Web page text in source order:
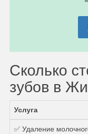
Сколько
зубов в
Услуга
✅ Удаление